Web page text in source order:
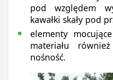
pod względem
kawałki skały pod
elementy
materiału
nośność.